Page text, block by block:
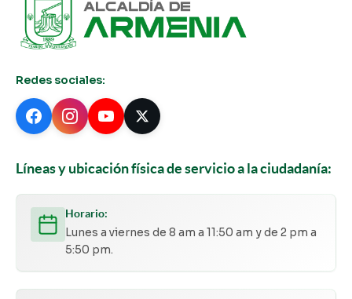
Redes sociales:
Líneas y ubicación física de servicio a la ciudadanía:
Horario:
Lunes a viernes de 8 am a 11:50 am y de 2 pm a
5:50 pm.